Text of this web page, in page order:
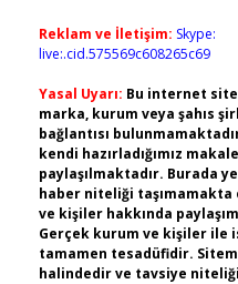
Reklam ve İletişim: Skype:
live:.cid.575569c608265c69
Yasal Uyarı: Bu internet
marka, kurum veya şahıs
bağlantısı
kendi hazırladığımız
paylaşılmaktadır. Burada
haber niteliği taşımamakta
ve kişiler hakkında
Gerçek kurum ve kişiler ile
tamamen tesadüfidir.
halindedir ve tavsiye